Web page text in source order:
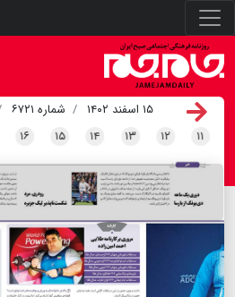
۱۵ اسفند ۱۴۰۲ شماره ۶۷۲۱
۱۱ ۱۲ ۱۳ ۱۴ ۱۵ ۱۶